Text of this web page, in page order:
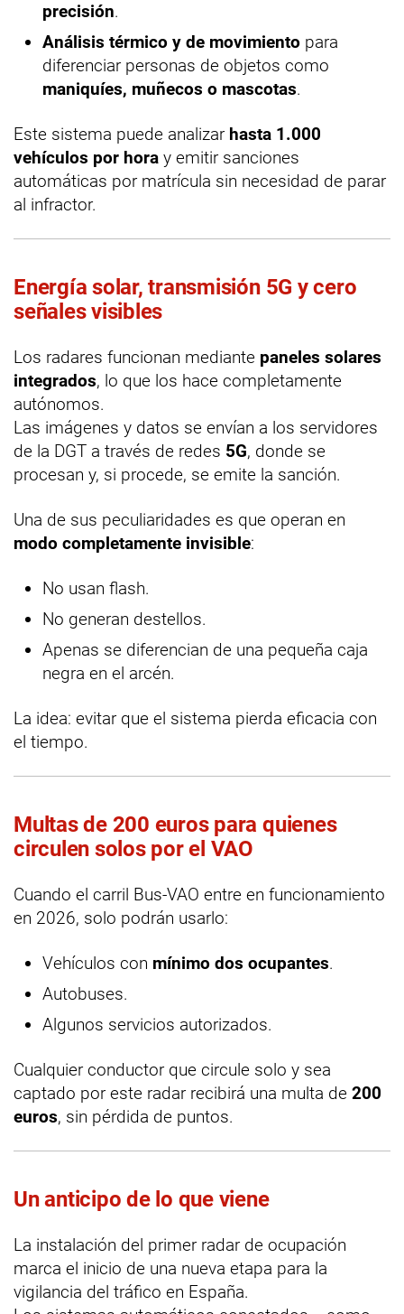
precisión.
Análisis térmico y de movimiento para
diferenciar personas de objetos como
maniquíes, muñecos o mascotas.
Este sistema puede analizar hasta 1.000
vehículos por hora y emitir sanciones
automáticas por matrícula sin necesidad de parar
al infractor.
Energía solar, transmisión 5G y cero
señales visibles
Los radares funcionan mediante paneles solares
integrados, lo que los hace completamente
autónomos.
Las imágenes y datos se envían a los servidores
de la DGT a través de redes 5G, donde se
procesan y, si procede, se emite la sanción.
Una de sus peculiaridades es que operan en
modo completamente invisible:
No usan flash.
No generan destellos.
Apenas se diferencian de una pequeña caja
negra en el arcén.
La idea: evitar que el sistema pierda eficacia con
el tiempo.
Multas de 200 euros para quienes
circulen solos por el VAO
Cuando el carril Bus-VAO entre en funcionamiento
en 2026, solo podrán usarlo:
Vehículos con mínimo dos ocupantes.
Autobuses.
Algunos servicios autorizados.
Cualquier conductor que circule solo y sea
captado por este radar recibirá una multa de 200
euros, sin pérdida de puntos.
Un anticipo de lo que viene
La instalación del primer radar de ocupación
marca el inicio de una nueva etapa para la
vigilancia del tráfico en España.